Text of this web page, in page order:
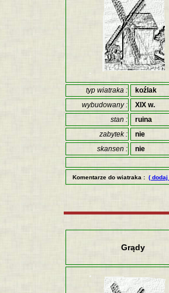
typ wiatraka :
koźlak
wybudowany :
XIX w.
stan :
ruina
zabytek :
nie
skansen :
nie
Komentarze do wiatraka : (
Grądy